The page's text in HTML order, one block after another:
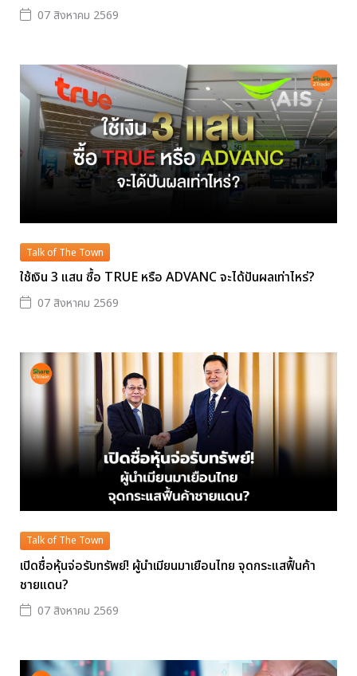
07 สิงหาคม 2569
Talk of The Town
ใช้เงิน 3 แสน ซื้อ TRUE หรือ ADVANC จะได้ปันผลเท่าไหร่?
07 สิงหาคม 2569
Talk of The Town
เปิดชื่อหุ้นจ่อรับทรัพย์! ผู้นำเมียนมาเยือนไทย จุดกระแสฟื้นค้า
ชายแดน?
07 สิงหาคม 2569